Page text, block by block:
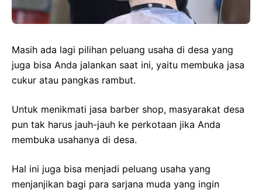
Masih ada lagi pilihan peluang usaha di desa yang
juga bisa Anda jalankan saat ini, yaitu membuka jasa
cukur atau pangkas rambut.
Untuk menikmati jasa barber shop, masyarakat desa
pun tak harus jauh-jauh ke perkotaan jika Anda
membuka usahanya di desa.
Hal ini juga bisa menjadi peluang usaha yang
menjanjikan bagi para sarjana muda yang ingin